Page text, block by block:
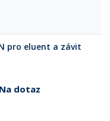
pro eluent a závit
Na dotaz